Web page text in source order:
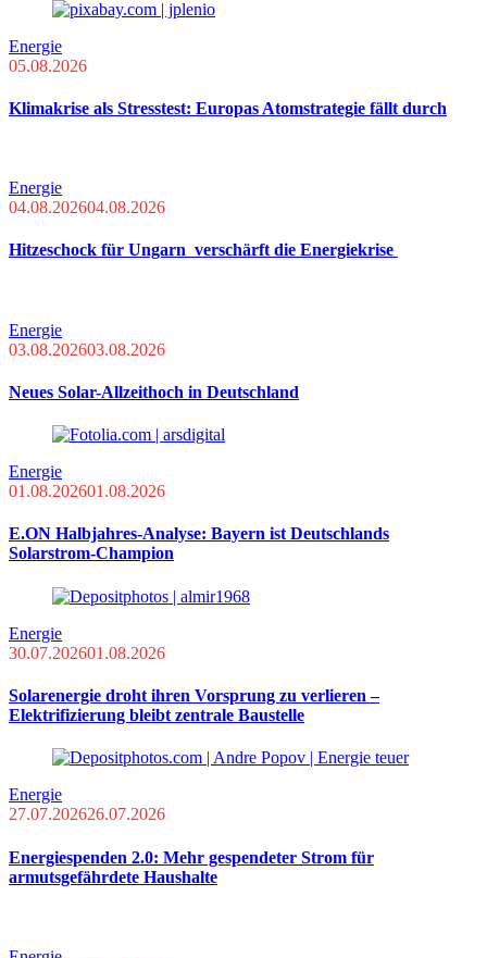
Energie
05.08.2026
Klimakrise als Stresstest: Europas Atomstrategie fällt durch
Energie
04.08.202604.08.2026
Hitzeschock für Ungarn verschärft die Energiekrise
Energie
03.08.202603.08.2026
Neues Solar-Allzeithoch in Deutschland
Energie
01.08.202601.08.2026
E.ON Halbjahres-Analyse: Bayern ist Deutschlands
Solarstrom-Champion
Energie
30.07.202601.08.2026
Solarenergie droht ihren Vorsprung zu verlieren –
Elektrifizierung bleibt zentrale Baustelle
Energie
27.07.202626.07.2026
Energiespenden 2.0: Mehr gespendeter Strom für
armutsgefährdete Haushalte